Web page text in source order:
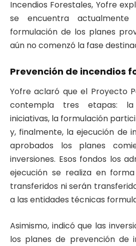
Incendios Forestales, Yofre
se encuentra
formulación de los planes
aún no comenzó la fase
Prevención de incendios
Yofre aclaró que el Proyecto
contempla tres etapas:
iniciativas, la formulación
y, finalmente, la ejecución de
aprobados los planes
inversiones. Esos fondos los
ejecución se realiza en
transferidos ni serán
a las entidades técnicas
Asimismo, indicó que las
los planes de prevención de